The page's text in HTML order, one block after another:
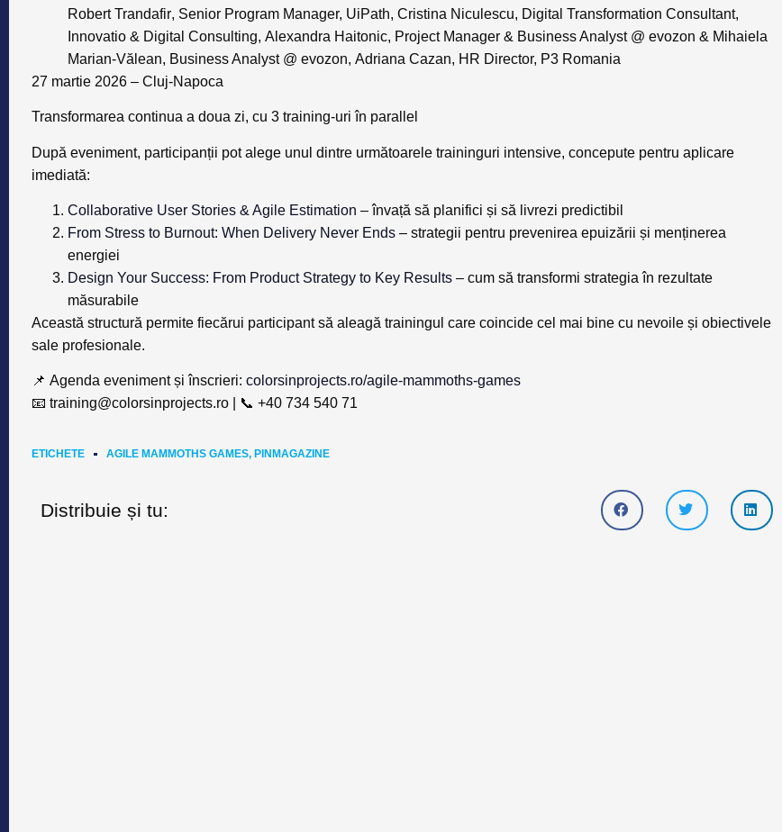
Robert Trandafir, Senior Program Manager, UiPath, Cristina Niculescu, Digital Transformation Consultant,
Innovatio & Digital Consulting, Alexandra Haitonic, Project Manager & Business Analyst @ evozon & Mihaiela
Marian-Vălean, Business Analyst @ evozon, Adriana Cazan, HR Director, P3 Romania
27 martie 2026 – Cluj-Napoca
Transformarea continua a doua zi, cu 3 training-uri în parallel
După eveniment, participanții pot alege unul dintre următoarele traininguri intensive, concepute pentru aplicare
imediată:
Collaborative User Stories & Agile Estimation – învață să planifici și să livrezi predictibil
From Stress to Burnout: When Delivery Never Ends – strategii pentru prevenirea epuizării și menținerea
energiei
Design Your Success: From Product Strategy to Key Results – cum să transformi strategia în rezultate
măsurabile
Această structură permite fiecărui participant să aleagă trainingul care coincide cel mai bine cu nevoile și obiectivele
sale profesionale.
📌 Agenda eveniment și înscrieri: colorsinprojects.ro/agile-mammoths-games
📧 training@colorsinprojects.ro | 📞 +40 734 540 71
ETICHETE AGILE MAMMOTHS GAMES, PINMAGAZINE
Distribuie și tu: